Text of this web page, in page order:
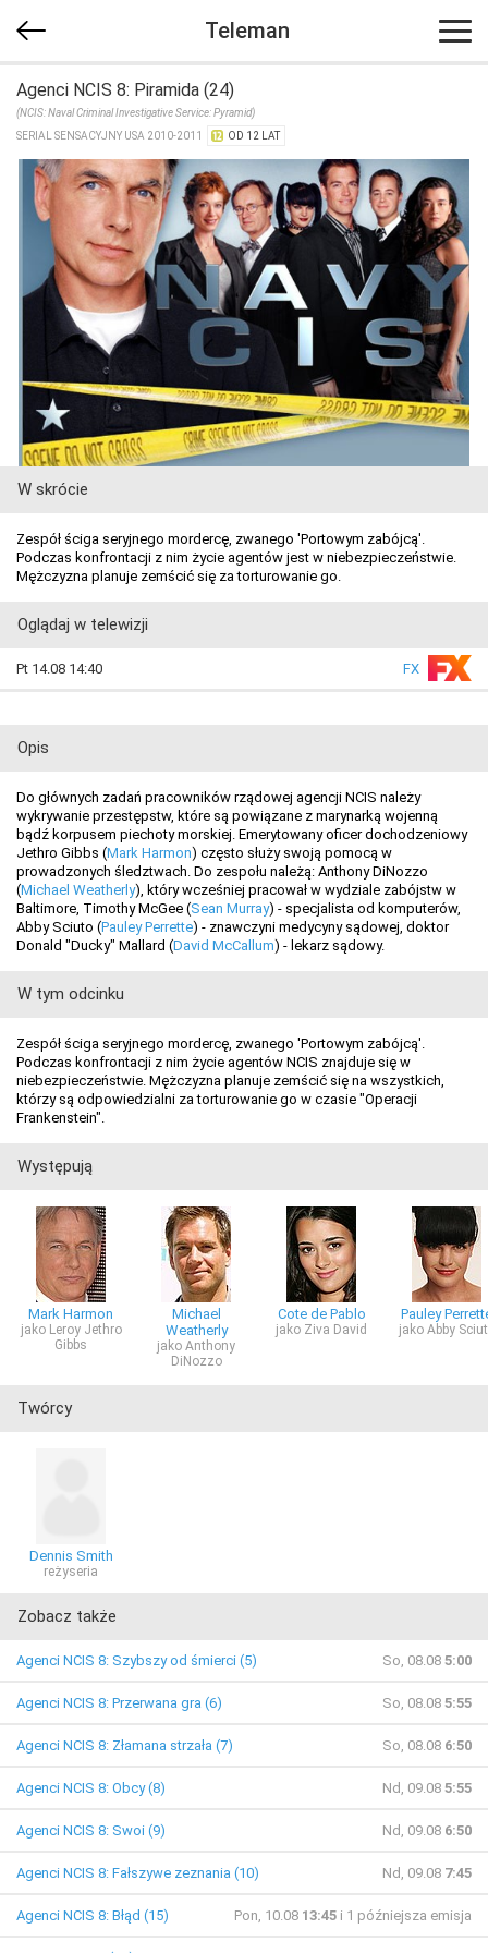
Teleman
Agenci NCIS 8: Piramida (24)
(NCIS: Naval Criminal Investigative Service: Pyramid)
SERIAL SENSACYJNY USA 2010-2011
OD 12 LAT
W skrócie
Zespół ściga seryjnego mordercę, zwanego 'Portowym zabójcą'.
Podczas konfrontacji z nim życie agentów jest w niebezpieczeństwie.
Mężczyzna planuje zemścić się za torturowanie go.
Oglądaj w telewizji
Pt 14.08 14:40 FX
Opis
Do głównych zadań pracowników rządowej agencji NCIS należy
wykrywanie przestępstw, które są powiązane z marynarką wojenną
bądź korpusem piechoty morskiej. Emerytowany oficer dochodzeniowy
Jethro Gibbs (Mark Harmon) często służy swoją pomocą w
prowadzonych śledztwach. Do zespołu należą: Anthony DiNozzo
(Michael Weatherly), który wcześniej pracował w wydziale zabójstw w
Baltimore, Timothy McGee (Sean Murray) - specjalista od komputerów,
Abby Sciuto (Pauley Perrette) - znawczyni medycyny sądowej, doktor
Donald "Ducky" Mallard (David McCallum) - lekarz sądowy.
W tym odcinku
Zespół ściga seryjnego mordercę, zwanego 'Portowym zabójcą'.
Podczas konfrontacji z nim życie agentów NCIS znajduje się w
niebezpieczeństwie. Mężczyzna planuje zemścić się na wszystkich,
którzy są odpowiedzialni za torturowanie go w czasie "Operacji
Frankenstein".
Występują
Mark Harmon
jako Leroy Jethro
Gibbs
Michael
Weatherly
jako Anthony
DiNozzo
Cote de Pablo
jako Ziva David
Pauley
jako Abby
Twórcy
Dennis Smith
reżyseria
Zobacz także
Agenci NCIS 8: Szybszy od śmierci (5) So, 08.08 5:00
Agenci NCIS 8: Przerwana gra (6) So, 08.08 5:55
Agenci NCIS 8: Złamana strzała (7) So, 08.08 6:50
Agenci NCIS 8: Obcy (8) Nd, 09.08 5:55
Agenci NCIS 8: Swoi (9) Nd, 09.08 6:50
Agenci NCIS 8: Fałszywe zeznania (10) Nd, 09.08 7:45
Agenci NCIS 8: Błąd (15) Pon, 10.08 13:45 i 1 późniejsza emisja